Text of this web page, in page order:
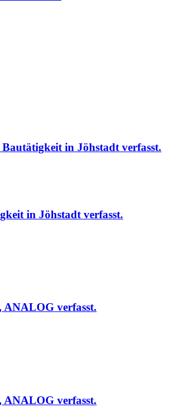
Bautätigkeit in Jöhstadtverfasst.
in Jöhstadt verfasst.
ANALOG verfasst.
ANALOG verfasst.